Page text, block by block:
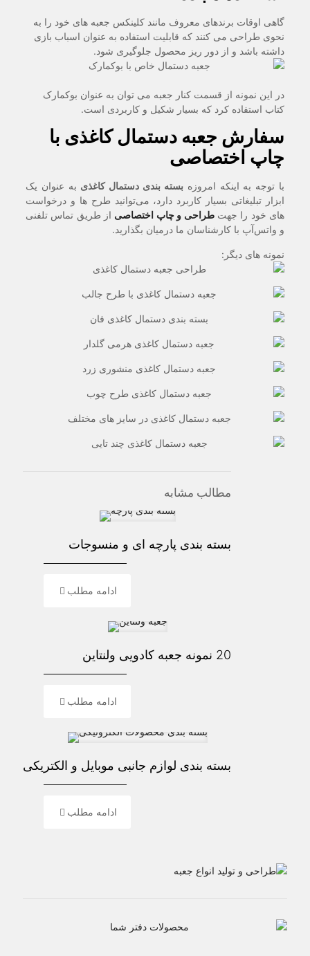
گاهی اوقات برندهای معروف مانند کلینکس جعبه های خود را به
نحوی طراحی می کنند که قابلیت استفاده به عنوان اسباب بازی
داشته باشد و از دور ریز محصول جلوگیری شود.
در این نمونه از قسمت کنار جعبه می توان به عنوان بوکمارک
کتاب استفاده کرد که بسیار شکیل و کاربردی است.
سفارش جعبه دستمال کاغذی با
چاپ اختصاصی
با توجه به اینکه امروزهبسته بندی دستمال کاغذی به عنوان یک
ابزار تبلیغاتی بسیار کاربرد دارد، می‌توانید طرح ها و درخواست
های خود را جهتطراحی و چاپ اختصاصی از طریق تماس تلفنی
و واتس‌آپ با کارشناسان ما درمیان بگذارید.
نمونه های دیگر:
مطالب مشابه
بسته بندی پارچه ای و منسوجات
ادامه مطلب
20 نمونه جعبه کادویی ولنتاین
ادامه مطلب
بسته بندی لوازم جانبی موبایل و الکتریکی
ادامه مطلب